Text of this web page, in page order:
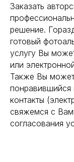
Заказать
решение.
готовый
услугу Вы
или
Также Вы
понравившийся
контакты
свяжемся с
согласования